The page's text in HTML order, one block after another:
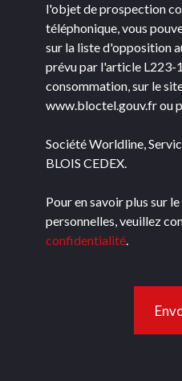
l'objet de prospection
téléphonique, vous
sur la liste d'opposition
prévu par l'article L223-
consommation, sur le
www.bloctel.gouv.fr ou
Société Worldline,
BLOIS CEDEX.
Pour en savoir plus sur
personnelles, veuillez
confidentialité.